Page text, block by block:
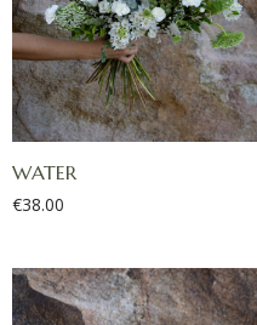
WATER
€38.00